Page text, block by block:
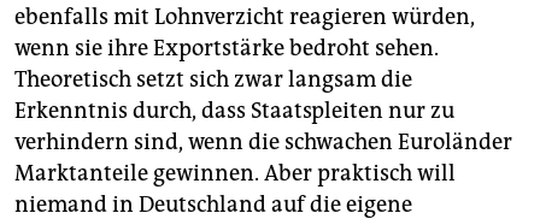
ebenfalls mit Lohnverzicht reagieren würden,
wenn sie ihre Exportstärke bedroht sehen.
Theoretisch setzt sich zwar langsam die
Erkenntnis durch, dass Staatspleiten nur zu
verhindern sind, wenn die schwachen Euroländer
Marktanteile gewinnen. Aber praktisch will
niemand in Deutschland auf die eigene